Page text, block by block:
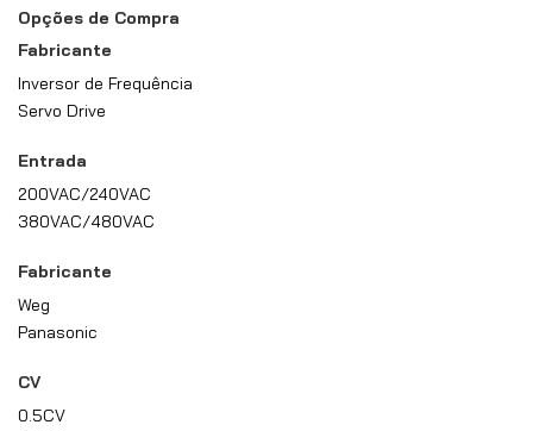
Opções de Compra
Fabricante
Inversor de Frequência
Servo Drive
Entrada
200VAC/240VAC
380VAC/480VAC
Fabricante
Weg
Panasonic
CV
0.5CV